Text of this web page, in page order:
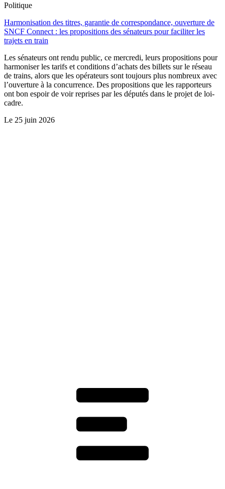
Politique
Harmonisation des titres, garantie de correspondance, ouverture de
SNCF Connect : les propositions des sénateurs pour faciliter les
trajets en train
Les sénateurs ont rendu public, ce mercredi, leurs propositions pour
harmoniser les tarifs et conditions d’achats des billets sur le réseau
de trains, alors que les opérateurs sont toujours plus nombreux avec
l’ouverture à la concurrence. Des propositions que les rapporteurs
ont bon espoir de voir reprises par les députés dans le projet de loi-
cadre.
Le 25 juin 2026